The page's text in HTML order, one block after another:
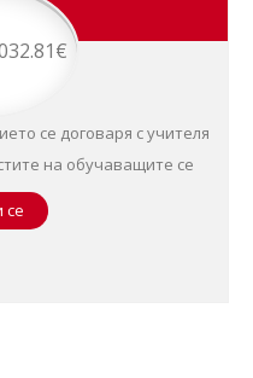
се договаря с учителя
на обучаващите се
се